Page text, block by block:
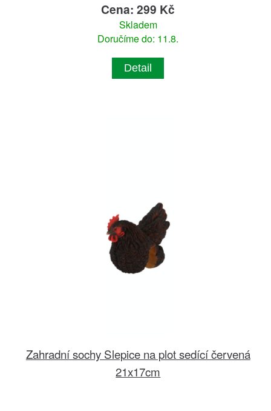
Cena: 299 Kč
Skladem
Doručíme do: 11.8.
Detail
Zahradní sochy Slepice na plot sedící červená
21x17cm